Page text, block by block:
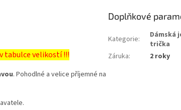
tabulce velikostí !!!
. Pohodlné a velice příjemné na
Doplňkové
Kategorie:
Dámská
trička
Záruka: 2 roky